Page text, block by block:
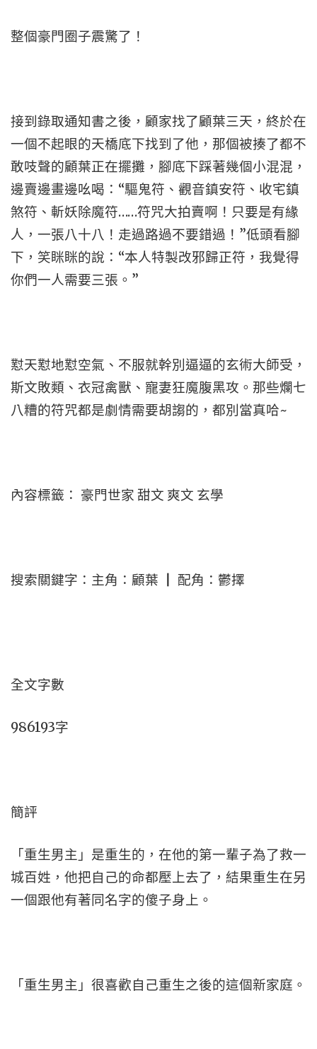
整個豪門圈子震驚了！
接到錄取通知書之後，顧家找了顧葉三天，終於在
一個不起眼的天橋底下找到了他，那個被揍了都不
敢吱聲的顧葉正在擺攤，腳底下踩著幾個小混混，
邊賣邊畫邊吆喝：“驅鬼符、觀音鎮安符、收宅鎮
煞符、斬妖除魔符……符咒大拍賣啊！只要是有緣
人，一張八十八！走過路過不要錯過！”低頭看腳
下，笑眯眯的說：“本人特製改邪歸正符，我覺得
你們一人需要三張。”
懟天懟地懟空氣、不服就幹別逼逼的玄術大師受，
斯文敗類、衣冠禽獸、寵妻狂魔腹黑攻。那些爛七
八糟的符咒都是劇情需要胡謅的，都別當真哈~
內容標籤： 豪門世家 甜文 爽文 玄學
搜索關鍵字：主角：顧葉 ┃ 配角：鬱擇
全文字數
986193字
簡評
「重生男主」是重生的，在他的第一輩子為了救一
城百姓，他把自己的命都壓上去了，結果重生在另
一個跟他有著同名字的傻子身上。
「重生男主」很喜歡自己重生之後的這個新家庭。